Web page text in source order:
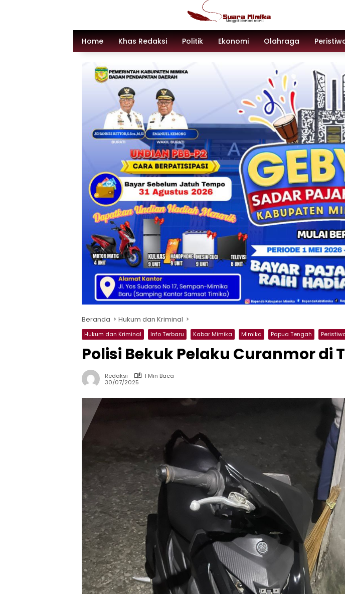
Home Khas Redaksi Politik Ekonomi Olahraga
Beranda Hukum dan Kriminal
Hukum dan Kriminal Info Terbaru Kabar Mimika Mimika Papua Tengah
Polisi Bekuk Pelaku Curanmor di
Redaksi
1 Min Baca
30/07/2025